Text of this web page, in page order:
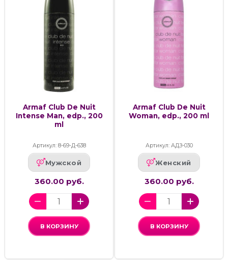
Armaf Club De Nuit
Intense Man, edp., 200
ml
Артикул: 8-69-Д-638
Мужской
360.00 руб.
В КОРЗИНУ
Armaf Club De Nuit
Woman, edp., 200 ml
Артикул: АДЗ-030
Женский
360.00 руб.
В КОРЗИНУ